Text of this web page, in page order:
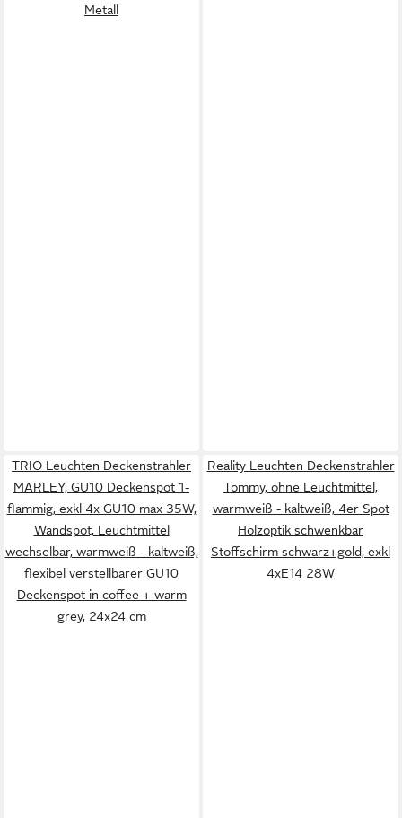
Metall
TRIO Leuchten Deckenstrahler
MARLEY, GU10 Deckenspot 1-
flammig, exkl 4x GU10 max 35W,
Wandspot, Leuchtmittel
wechselbar, warmweiß - kaltweiß,
flexibel verstellbarer GU10
Deckenspot in coffee + warm
grey, 24x24 cm
Reality Leuchten Deckenstrahler
Tommy, ohne Leuchtmittel,
warmweiß - kaltweiß, 4er Spot
Holzoptik schwenkbar
Stoffschirm schwarz+gold, exkl
4xE14 28W